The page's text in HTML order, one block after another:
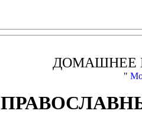
ДОМАШНЕЕ
"